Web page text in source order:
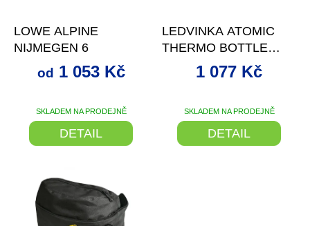
LOWE ALPINE
NIJMEGEN 6
Průměrné
hodnocení
produktu
hvězdiček.
SKLADEM NA PRODEJNĚ
od 1 053 Kč
DETAIL
LEDVINKA ATOMIC
THERMO BOTTLE
BELT BLACK/GREY
SKLADEM NA PRODEJNĚ
1 077 Kč
DETAIL